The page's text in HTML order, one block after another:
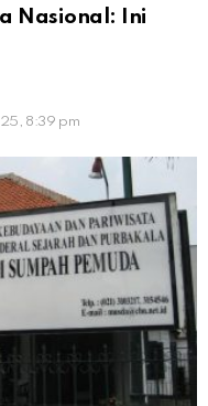
Nasional: Ini
8:39 pm